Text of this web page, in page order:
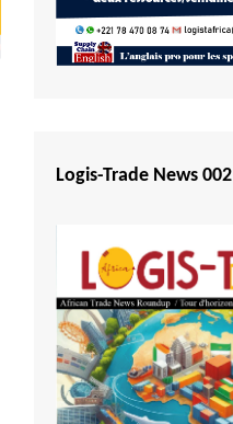
Logis-Trade News 002